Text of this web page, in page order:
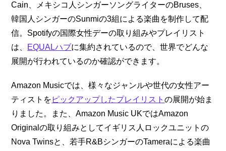
Cain、メキシコ人シンガーソングライターのBruses、
韓国人シンガーのSunmiの3組による楽曲を制作して配
信。Spotifyの国際女性デーの取り組みやプレイリスト
は、 EQUALハブに集約されているので、世界でどんな
展開が行われているのか確認ができます。
Amazon Musicでは、様々なジャンルや世代の女性アー
ティストを ピックアップしたプレイリストの展開が始ま
りました。また、Amazon Music UKではAmazon
Originalの取り組みとしてイギリス人ロックユニットの
Nova Twinsと、若手R&BシンガーのTameraによる楽曲